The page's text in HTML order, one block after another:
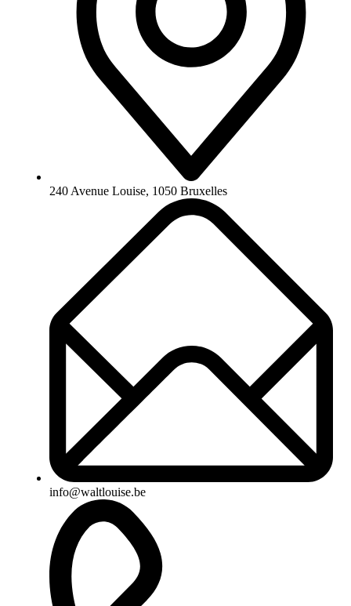
240 Avenue Louise, 1050 Bruxelles
info@waltlouise.be